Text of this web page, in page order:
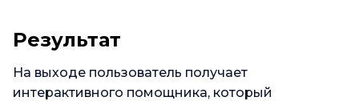
Результат
На выходе пользователь получает
интерактивного помощника, который